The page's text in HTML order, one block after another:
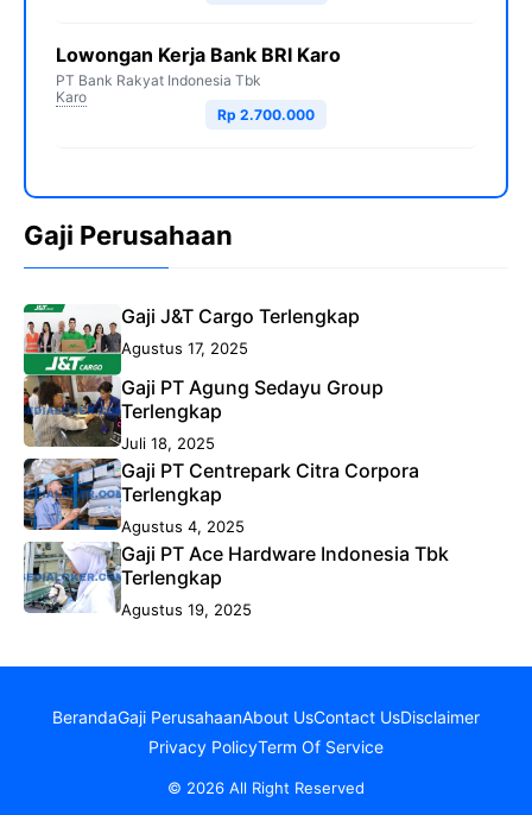
Lowongan Kerja Bank BRI Karo
PT Bank Rakyat Indonesia Tbk
Karo
Rp 2.700.000
Gaji Perusahaan
Gaji J&T Cargo Terlengkap
Agustus 17, 2025
Gaji PT Agung Sedayu Group
Terlengkap
Juli 18, 2025
Gaji PT Centrepark Citra Corpora
Terlengkap
Agustus 4, 2025
Gaji PT Ace Hardware Indonesia Tbk
Terlengkap
Agustus 19, 2025
BerandaGaji PerusahaanAbout UsContact UsDisclaimer
Privacy PolicyTerm Of Service
© 2026 All Right Reserved